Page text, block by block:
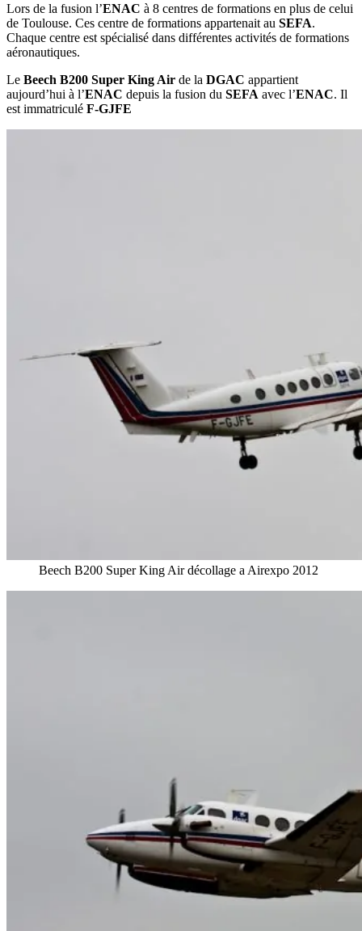
Lors de la fusion l’ENAC à 8 centres de formations en plus de celui
de Toulouse. Ces centre de formations appartenait au SEFA.
Chaque centre est spécialisé dans différentes activités de formations
aéronautiques.
Le Beech B200 Super King Air de la DGAC appartient
aujourd’hui à l’ENAC depuis la fusion du SEFA avec l’ENAC. Il
est immatriculé F-GJFE
Beech B200 Super King Air décollage a Airexpo 2012